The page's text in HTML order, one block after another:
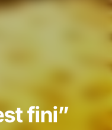
fini”